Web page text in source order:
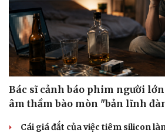
Cải chính
Bác sĩ cảnh báo phim người
âm thầm bào mòn "bản lĩnh
Cái giá đắt của việc tiêm silicon